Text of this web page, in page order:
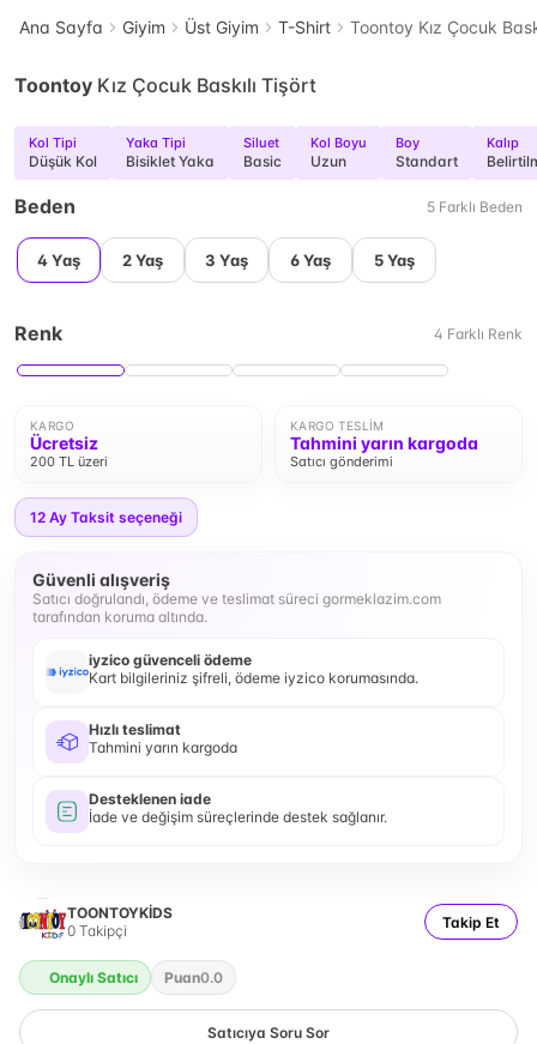
Ana Sayfa Giyim Üst Giyim T-Shirt Toontoy Kız Çocuk
Toontoy Kız Çocuk Baskılı Tişört
Kol Tipi
Düşük Kol
Yaka Tipi
Bisiklet Yaka
Siluet
Basic
Kol Boyu
Uzun
Boy
Standart
Kalıp
Beden 5 Farklı Beden
4 Yaş 2 Yaş 3 Yaş 6 Yaş 5 Yaş
Renk 4 Farklı Renk
KARGO
Ücretsiz
200 TL üzeri
KARGO TESLIM
Tahmini yarın kargoda
Satıcı gönderimi
12 Ay Taksit seçeneği
Güvenli alışveriş
Satıcı doğrulandı, ödeme ve teslimat süreci gormeklazim.com
tarafından koruma altında.
iyzico güvenceli ödeme
Kart bilgileriniz şifreli, ödeme iyzico korumasında.
Hızlı teslimat
Tahmini yarın kargoda
Desteklenen iade
İade ve değişim süreçlerinde destek sağlanır.
TOONTOYKİDS
0 Takipçi Takip Et
Onaylı Satıcı Puan0.0
Satıcıya Soru Sor